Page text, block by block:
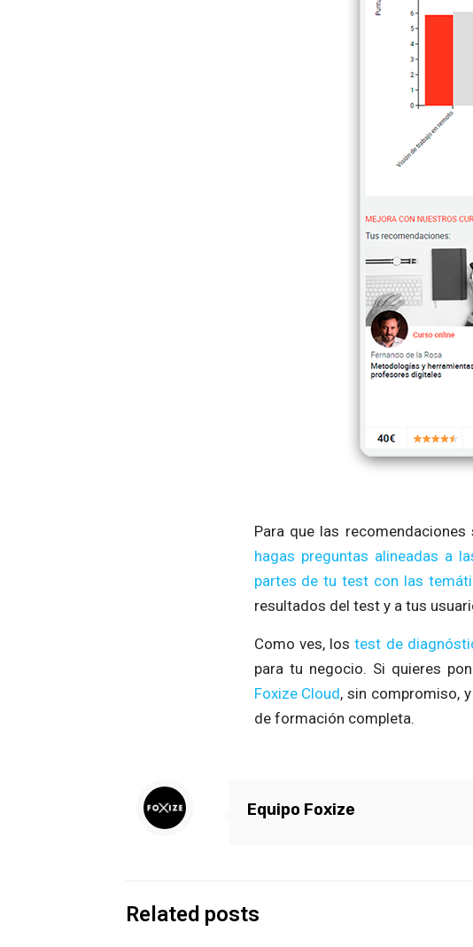
Para que las
hagas preguntas alineadas a
partes de tu test con las
resultados del test y a tus
Como ves, lostest de
para tu negocio. Si quieres
Foxize Cloud, sin compromiso,
de formación completa.
Equipo Foxize
Related posts